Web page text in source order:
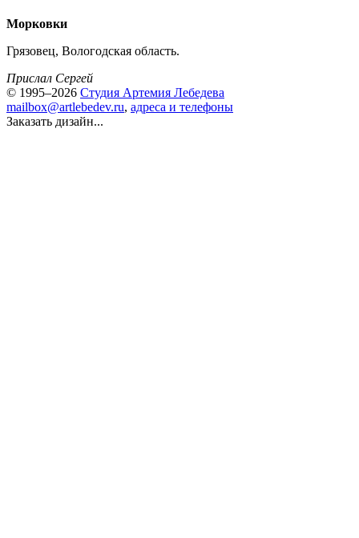
Морковки
Грязовец, Вологодская область.
Прислал Сергей
© 1995–2026 Студия Артемия Лебедева
mailbox@artlebedev.ru, адреса и телефоны
Заказать дизайн...